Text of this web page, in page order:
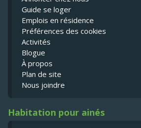
Guide se loger
Emplois en résidence
Préférences des cookies
Activités
Blogue
À propos
Plan de site
Nous joindre
Habitation pour ainés